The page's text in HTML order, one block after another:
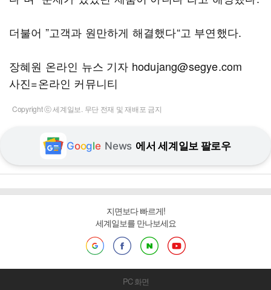
더불어 ”고객과 원만하게 해결했다“고 부연했다.
장혜원 온라인 뉴스 기자 hodujang@segye.com
사진=온라인 커뮤니티
Copyright ⓒ 세계일보. 무단 전재 및 재배포 금지
Google News 에서 세계일보 팔로우
지면보다 빠르게!
세계일보를 만나보세요
PC 화면